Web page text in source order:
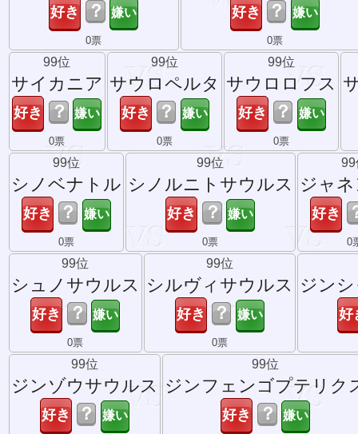
？
0票
？
0票
99位
サイカニア
？
0票
99位
サウロペルタ
？
0票
99位
サウロロフス
？
0票
99位
シノベナトル
？
0票
99位
シノルニトサウルス
？
0票
99
ジャ
0
99位
シュノサウルス
？
0票
99位
シルヴィサウルス
？
0票
ジン
99位
ジンゾウサウルス
？
99位
ジンフェンゴプテリク
？